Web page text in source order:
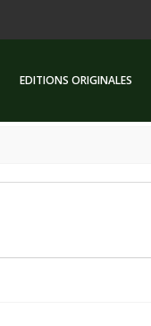
EDITIONS ORIGINALES